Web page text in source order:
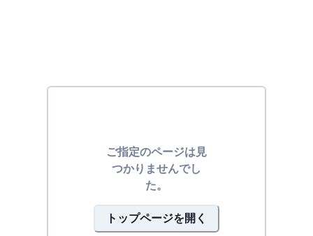
ご指定のページは見
つかりませんでし
た。
トップページを開く